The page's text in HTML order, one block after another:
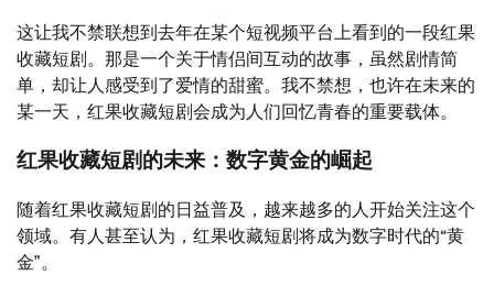
这让我不禁联想到去年在某个短视频平台上看到的一段红果
收藏短剧。那是一个关于情侣间互动的故事，虽然剧情简
单，却让人感受到了爱情的甜蜜。我不禁想，也许在未来的
某一天，红果收藏短剧会成为人们回忆青春的重要载体。
红果收藏短剧的未来：数字黄金的崛起
随着红果收藏短剧的日益普及，越来越多的人开始关注这个
领域。有人甚至认为，红果收藏短剧将成为数字时代的“黄
金”。